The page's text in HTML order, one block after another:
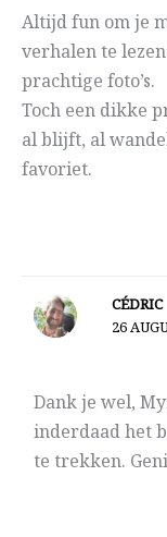
Altijd fun om je
verhalen te
prachtige foto’s.
Toch een dikke
al blijft, al
favoriet.
CÉDRIC
26
Dank je wel,
inderdaad het
te trekken.